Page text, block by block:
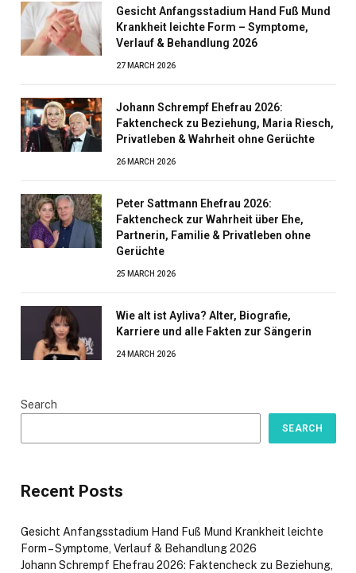
Gesicht Anfangsstadium Hand Fuß Mund
Krankheit leichte Form – Symptome,
Verlauf & Behandlung 2026
27 MARCH 2026
Johann Schrempf Ehefrau 2026:
Faktencheck zu Beziehung, Maria Riesch,
Privatleben & Wahrheit ohne Gerüchte
26 MARCH 2026
Peter Sattmann Ehefrau 2026:
Faktencheck zur Wahrheit über Ehe,
Partnerin, Familie & Privatleben ohne
Gerüchte
25 MARCH 2026
Wie alt ist Ayliva? Alter, Biografie,
Karriere und alle Fakten zur Sängerin
24 MARCH 2026
Search
SEARCH
Recent Posts
Gesicht Anfangsstadium Hand Fuß Mund Krankheit leichte
Form – Symptome, Verlauf & Behandlung 2026
Johann Schrempf Ehefrau 2026: Faktencheck zu Beziehung,